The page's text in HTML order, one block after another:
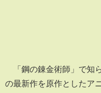
「鋼の錬金術師」で知
の最新作を原作としたア